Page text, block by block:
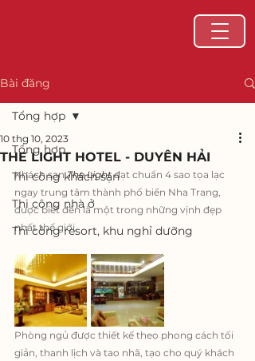
Bài đăng
Tổng hợp
Thi công khách sạn
Thi công nhà ở
Thi công resort, khu nghỉ dưỡng
Tổng hợp
THE LIGHT HOTEL - DUYÊN HẢI
10 thg 10, 2023
Khách sạn The Light đạt chuẩn 4 sao tọa lạc
ngay trung tâm thành phố biển Nha Trang,
được biết đến là một trong những vịnh đẹp
nhất thế giới.
Phòng ngủ được thiết kế theo phong cách tối
giản, thanh lịch và tao nhã, tạo cho quý khách